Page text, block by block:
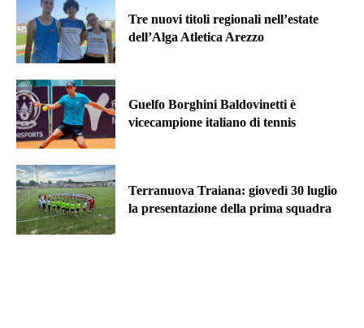
Tre nuovi titoli regionali nell’estate
dell’Alga Atletica Arezzo
Guelfo Borghini Baldovinetti è
vicecampione italiano di tennis
Terranuova Traiana: giovedì 30 luglio
la presentazione della prima squadra